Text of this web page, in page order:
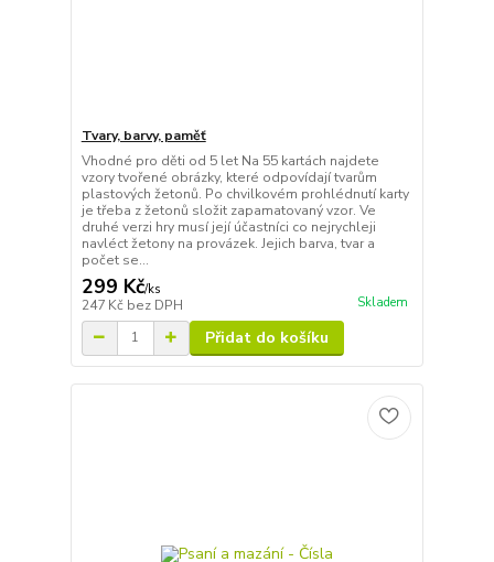
Tvary, barvy, paměť
Vhodné pro děti od 5 let Na 55 kartách najdete
vzory tvořené obrázky, které odpovídají tvarům
plastových žetonů. Po chvilkovém prohlédnutí karty
je třeba z žetonů složit zapamatovaný vzor. Ve
druhé verzi hry musí její účastníci co nejrychleji
navléct žetony na provázek. Jejich barva, tvar a
počet se...
299 Kč/ks
247 Kč bez DPH Skladem
Přidat do košíku